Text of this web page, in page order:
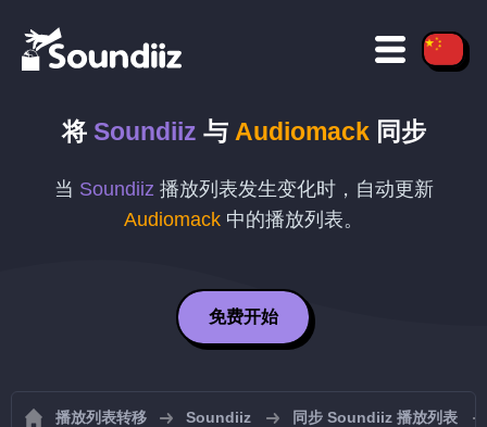
将 Soundiiz 与 Audiomack同步
当 Soundiiz 播放列表发生变化时，自动更新
Audiomack 中的播放列表。
免费开始
播放列表转移 Soundiiz 同步 Soundiiz 播放列表